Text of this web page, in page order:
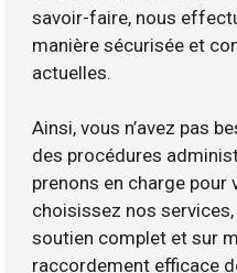
savoir-faire, nous
manière sécurisée et
actuelles.
Ainsi, vous n’avez pas
des procédures
prenons en charge pour
choisissez nos
soutien complet et sur
raccordement efficace